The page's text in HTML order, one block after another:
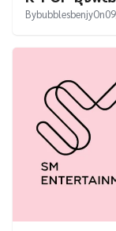
BybubblesbenjyOn